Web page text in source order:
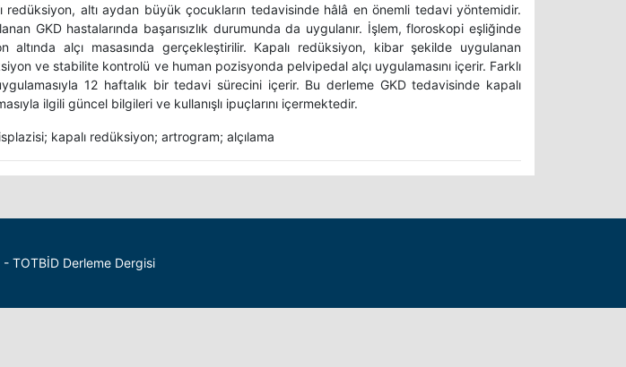
redüksiyon, altı aydan büyük çocukların tedavisinde hâlâ en önemli tedavi yöntemidir.
GKD hastalarında başarısızlık durumunda da uygulanır. İşlem, floroskopi eşliğinde
alçı masasında gerçekleştirilir. Kapalı redüksiyon, kibar şekilde uygulanan
ve stabilite kontrolü ve human pozisyonda pelvipedal alçı uygulamasını içerir. Farklı
12 haftalık bir tedavi sürecini içerir. Bu derleme GKD tedavisinde kapalı
ilgili güncel bilgileri ve kullanışlı ipuçlarını içermektedir.
kapalı redüksiyon; artrogram; alçılama
TOTBİD Derleme Dergisi